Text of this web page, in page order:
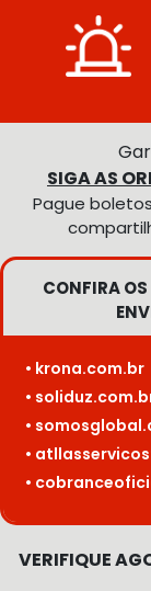
SIGA AS
Pague
CONFIRA
• krona.com.br
•
•
•
•
VERIFIQUE